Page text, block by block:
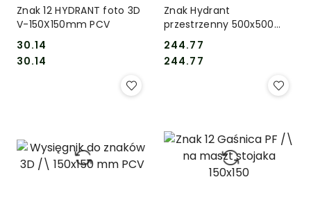
Znak 12 HYDRANT foto 3D
V-150X150mm PCV
Cena:
30.14
Cena:
30.14
Znak Hydrant
przestrzenny 500x500
METALOWY
Cena:
244.77
Cena:
244.77